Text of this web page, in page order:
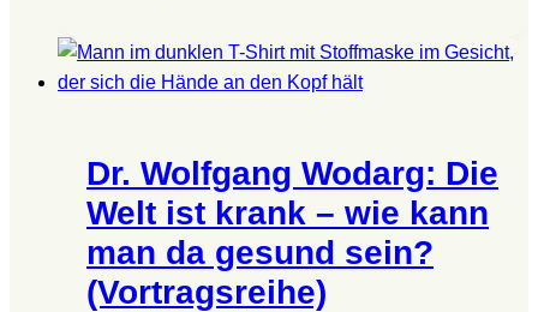
Die
Welt
–
wie
kann
man
da
Dr. Wolfgang Wodarg: Die
Welt ist krank – wie kann
man da gesund sein?
(Vortragsreihe)